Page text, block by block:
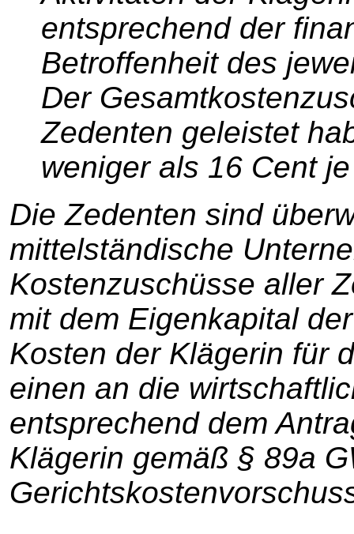
entsprechend der
Betroffenheit des
Der
Zedenten geleistet
weniger als 16 Cent
Die Zedenten sind
mittelständische
Kostenzuschüsse aller
mit dem Eigenkapital
Kosten der Klägerin für
einen an die
entsprechend dem
Klägerin gemäß § 89a